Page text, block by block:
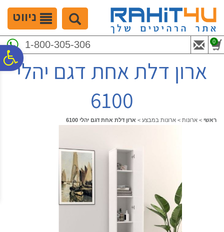
נגישות
המרכזי
ניווט
1-800-305-306 0
ארון דלת אחת דגם יהלי
6100
ראשי > ארונות > ארונות במבצע > ארון דלת אחת דגם יהלי 6100